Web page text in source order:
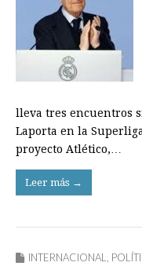
lleva tres encuentros
Laporta en la
proyecto Atlético,…
Leer más →
INTERNACIONAL,